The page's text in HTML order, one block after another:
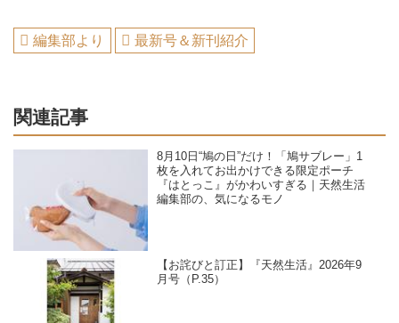
編集部より 最新号＆新刊紹介
関連記事
8月10日“鳩の日”だけ！「鳩サブレー」1
枚を入れてお出かけできる限定ポーチ
『はとっこ』がかわいすぎる｜天然生活
編集部の、気になるモノ
【お詫びと訂正】『天然生活』2026年9
月号（P.35）